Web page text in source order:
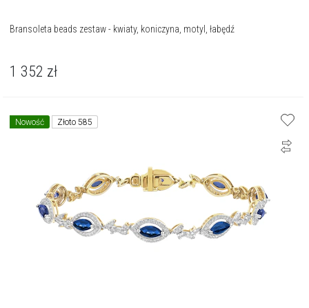
Bransoleta beads zestaw - kwiaty, koniczyna, motyl, łabędź
1 352 zł
Nowość Złoto 585